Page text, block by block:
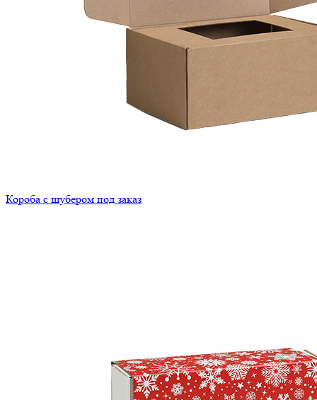
Короба с шубером под заказ